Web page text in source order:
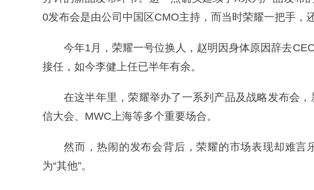
0发布会是由公司中国区CMO主持，而当时荣耀一把手，
今年1月，荣耀一号位换人，赵明因身体原因辞去
接任，如今李健上任已半年有余。
在这半年里，荣耀举办了一系列产品及战略发布会
信大会、MWC上海等多个重要场合。
然而，热闹的发布会背后，荣耀的市场表现却难言
为“其他”。